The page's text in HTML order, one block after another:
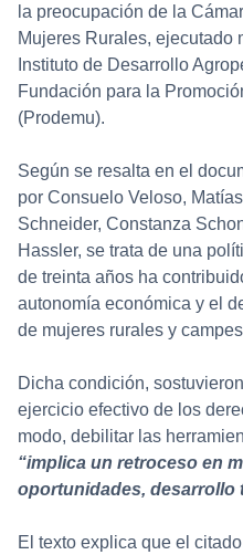
la preocupación de la
Mujeres Rurales, ejecutado
Instituto de Desarrollo
Fundación para la
(Prodemu).
Según se resalta en el
por Consuelo Veloso,
Schneider, Constanza
Hassler, se trata de una
de treinta años ha
autonomía económica y el
de mujeres rurales y
Dicha condición,
ejercicio efectivo de los
modo, debilitar las
“implica un retroceso en
oportunidades, desarrollo
El texto explica que el